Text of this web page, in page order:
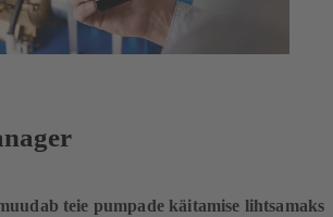
teie pumpade käitamise lihtsamaks